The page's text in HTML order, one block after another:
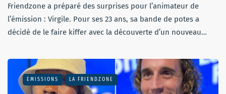
Friendzone a préparé des surprises pour l’animateur de
l’émission : Virgile. Pour ses 23 ans, sa bande de potes a
décidé de le faire kiffer avec la découverte d’un nouveau…
EMISSIONS LA FRIENDZONE